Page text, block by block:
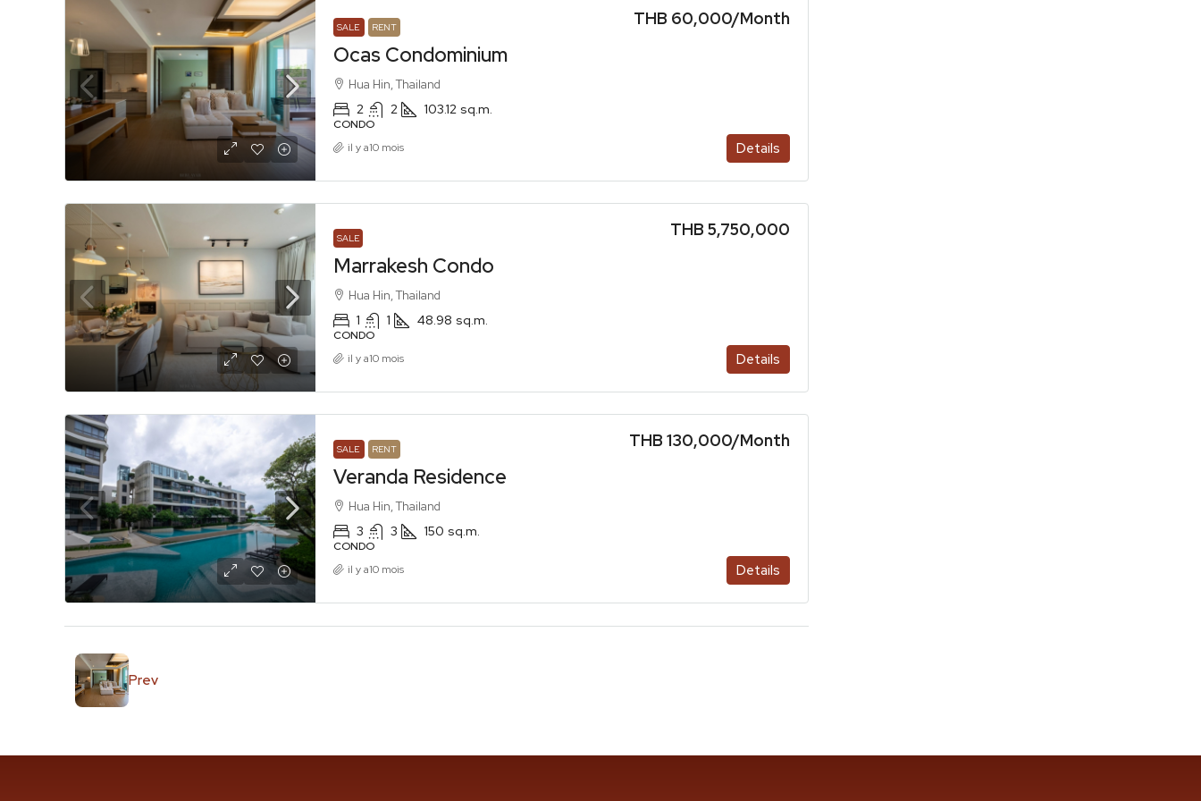
SALE RENT
Ocas Condominium
THB 60,000/Month
Hua Hin, Thailand
2 2 103.12 sq.m.
CONDO
Details
il y a10 mois
SALE
Marrakesh Condo
THB 5,750,000
Hua Hin, Thailand
1 1 48.98 sq.m.
CONDO
Details
il y a10 mois
SALE RENT
Veranda Residence
THB 130,000/Month
Hua Hin, Thailand
3 3 150 sq.m.
CONDO
Details
il y a10 mois
Prev